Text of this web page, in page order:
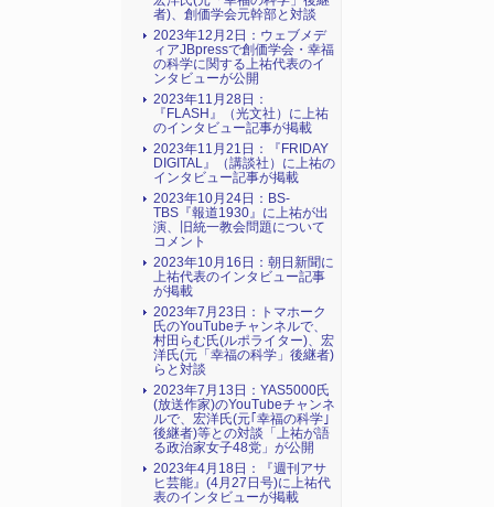
者)、創価学会元幹部と対談
2023年12月2日：ウェブメデ
ィアJBpressで創価学会・幸福
の科学に関する上祐代表のイ
ンタビューが公開
2023年11月28日：
『FLASH』（光文社）に上祐
のインタビュー記事が掲載
2023年11月21日：『FRIDAY
DIGITAL』（講談社）に上祐の
インタビュー記事が掲載
2023年10月24日：BS-
TBS『報道1930』に上祐が出
演、旧統一教会問題について
コメント
2023年10月16日：朝日新聞に
上祐代表のインタビュー記事
が掲載
2023年7月23日：トマホーク
氏のYouTubeチャンネルで、
村田らむ氏(ルポライター)、宏
洋氏(元「幸福の科学」後継者)
らと対談
2023年7月13日：YAS5000氏
(放送作家)のYouTubeチャンネ
ルで、宏洋氏(元｢幸福の科学｣
後継者)等との対談「上祐が語
る政治家女子48党」が公開
2023年4月18日：『週刊アサ
ヒ芸能』(4月27日号)に上祐代
表のインタビューが掲載